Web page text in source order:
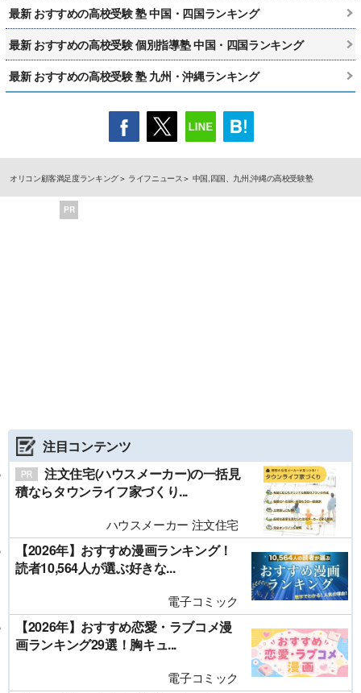
最新 おすすめの高校受験 塾 中国・四国ランキング
最新 おすすめの高校受験 個別指導塾 中国・四国ランキング
最新 おすすめの高校受験 塾 九州・沖縄ランキング
オリコン顧客満足度ランキング ライフニュース 中国,四国、九州,沖縄の高校受験塾
PR
注目コンテンツ
注文住宅(ハウスメーカー)の一括見
積ならタウンライフ家づくり...
ハウスメーカー 注文住宅
【2026年】おすすめ漫画ランキング！
読者10,564人が選ぶ好きな...
電子コミック
【2026年】おすすめ恋愛・ラブコメ漫
画ランキング29選！胸キュ...
電子コミック